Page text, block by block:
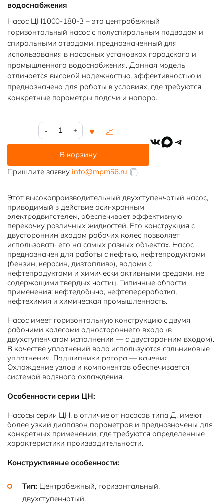
водоснабжения
Насос ЦН1000-180-3 – это центробежный
горизонтальный насос с полуспиральным подводом и
спиральными отводами, предназначенный для
использования в насосных установках городского и
промышленного водоснабжения. Данная модель
отличается высокой надежностью, эффективностью и
предназначена для работы в условиях, где требуются
конкретные параметры подачи и напора.
Количество
товара
1000-
В корзину
VKMAXTelegram
Пришлите заявку info@mpm66.ru
Этот высокопроизводительный двухступенчатый насос,
приводимый в действие асинхронным
электродвигателем, обеспечивает эффективную
перекачку различных жидкостей. Его конструкция с
двусторонним входом рабочих колес позволяет
использовать его на самых разных объектах. Насос
предназначен для работы с нефтью, нефтепродуктами
(бензин, керосин, дизтопливо), водами с
нефтепродуктами и химически активными средами, не
содержащими твердых частиц. Типичные области
применения: нефтедобыча, нефтепереработка,
нефтехимия и химическая промышленность.
Насос имеет горизонтальную конструкцию с двумя
рабочими колесами одностороннего входа (в
двухступенчатом исполнении — с двусторонним входом).
В качестве уплотнений вала используются сальниковые
уплотнения. Подшипники ротора — качения.
Охлаждение узлов и компонентов обеспечивается
системой водяного охлаждения.
Особенности серии ЦН:
Насосы серии ЦН, в отличие от насосов типа Д, имеют
более узкий диапазон параметров и предназначены для
конкретных применений, где требуются определенные
характеристики производительности.
Конструктивные особенности:
Тип: Центробежный, горизонтальный,
двухступенчатый.